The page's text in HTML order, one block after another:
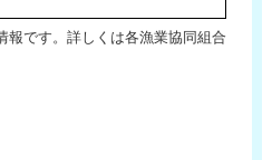
報です。詳しくは各漁業協同組合